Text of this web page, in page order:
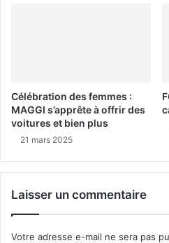
Célébration des femmes :
MAGGI s’apprête à offrir des
voitures et bien plus
21 mars 2025
Laisser un commentaire
Votre adresse e-mail ne sera pas